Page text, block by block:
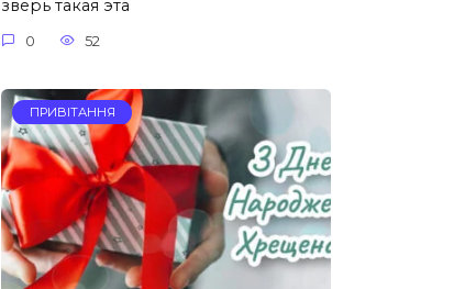
зверь такая эта
0 52
ПРИВІТАННЯ